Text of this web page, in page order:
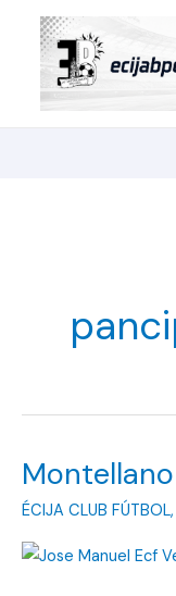
contenido
ÉCIJA CLUB FÚTBOL,